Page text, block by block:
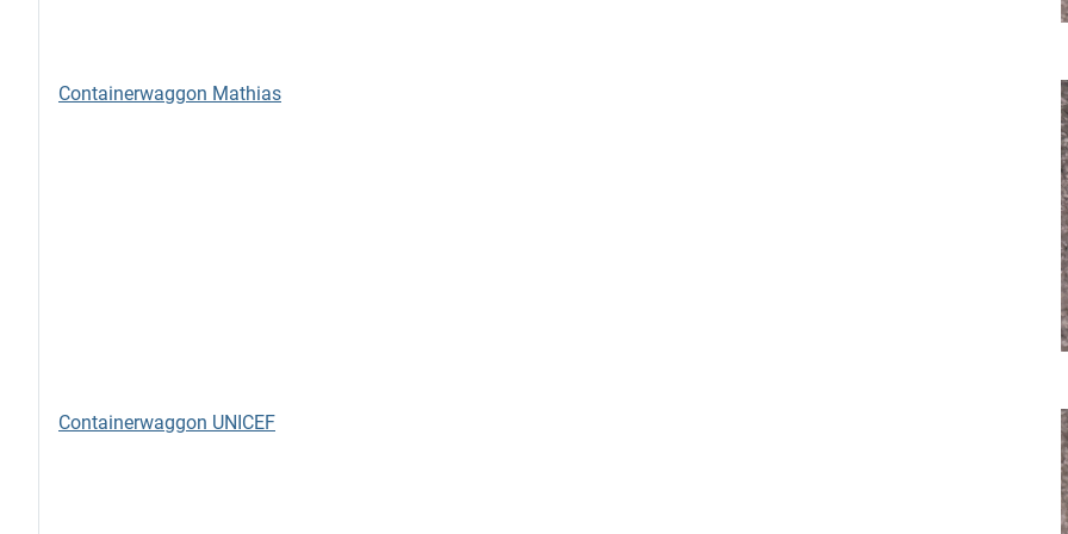
Containerwaggon Mathias
Containerwaggon UNICEF